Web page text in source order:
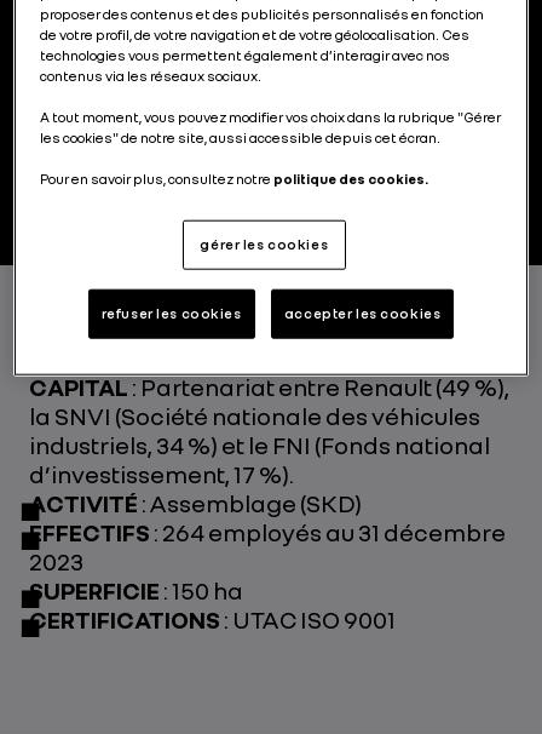
naissance à l'industrie automobile en
Algérie, 2e marché automobile du continent
africain. Avec une capacité de production
portée à 75 000 véhicules par an, l'usine
d'Oran produit la Sandero 2.
DATE DE CRÉATION : 2014
CAPITAL: Partenariat entre Renault (49 %),
la SNVI (Société nationale des véhicules
industriels, 34 %) et le FNI (Fonds national
d’investissement, 17 %).
ACTIVITÉ : Assemblage (SKD)
EFFECTIFS : 264 employés au 31 décembre
2023
SUPERFICIE : 150 ha
CERTIFICATIONS : UTAC ISO 9001
proposer des contenus et des publicités personnalisés en fonction
de votre profil, de votre navigation et de votre géolocalisation. Ces
technologies vous permettent également d’interagir avec nos
contenus via les réseaux sociaux.
A tout moment, vous pouvez modifier vos choix dans la rubrique "Gérer
les cookies" de notre site, aussi accessible depuis cet écran.
Pour en savoir plus, consultez notre politique des cookies.
gérer les cookies
refuser les cookies accepter les cookies